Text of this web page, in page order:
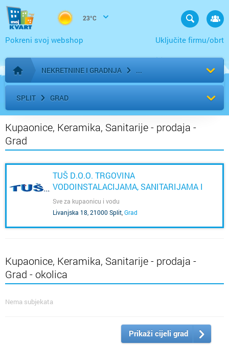
23°C
Uključite firmu/obrt
Pokreni svoj webshop
Početna stranica
NEKRETNINE I GRADNJA
SPLIT GRAD
Kupaonice, Keramika, Sanitarije - prodaja -
Grad
TUŠ D.O.O. TRGOVINA
VODOINSTALACIJAMA, SANITARIJAMA I
KERAMIKOM
Sve za kupaonicu i vodu
Livanjska 18, 21000 Split Grad
Kupaonice, Keramika, Sanitarije - prodaja -
Grad - okolica
Nema subjekata
Prikaži cijeli grad